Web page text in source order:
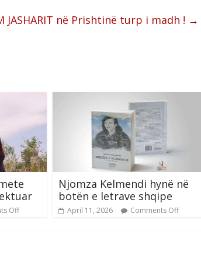
JASHARIT në Prishtinë turp i madh ! →
Off
Njomza Kelmendi hynë në
botën e letrave shqipe
April 11, 2026 Comments Off